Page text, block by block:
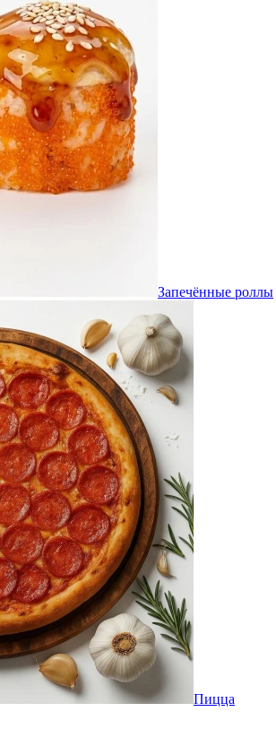
Запечённые роллы
Пицца